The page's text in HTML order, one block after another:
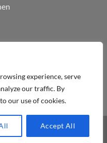
experience, serve
our traffic. By
our use of cookies.
Accept All
Kräuter 2020